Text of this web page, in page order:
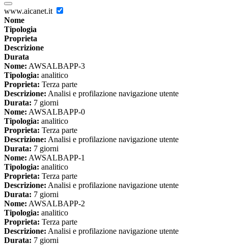
www.aicanet.it
Nome
Tipologia
Proprieta
Descrizione
Durata
Nome: AWSALBAPP-3
Tipologia: analitico
Proprieta: Terza parte
Descrizione: Analisi e profilazione navigazione utente
Durata: 7 giorni
Nome: AWSALBAPP-0
Tipologia: analitico
Proprieta: Terza parte
Descrizione: Analisi e profilazione navigazione utente
Durata: 7 giorni
Nome: AWSALBAPP-1
Tipologia: analitico
Proprieta: Terza parte
Descrizione: Analisi e profilazione navigazione utente
Durata: 7 giorni
Nome: AWSALBAPP-2
Tipologia: analitico
Proprieta: Terza parte
Descrizione: Analisi e profilazione navigazione utente
Durata: 7 giorni